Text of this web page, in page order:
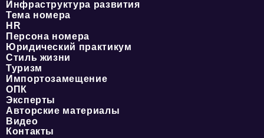
Инфраструктура развития
Тема номера
HR
Персона номера
Юридический практикум
Стиль жизни
Туризм
Импортозамещение
ОПК
Эксперты
Авторские материалы
Видео
Контакты